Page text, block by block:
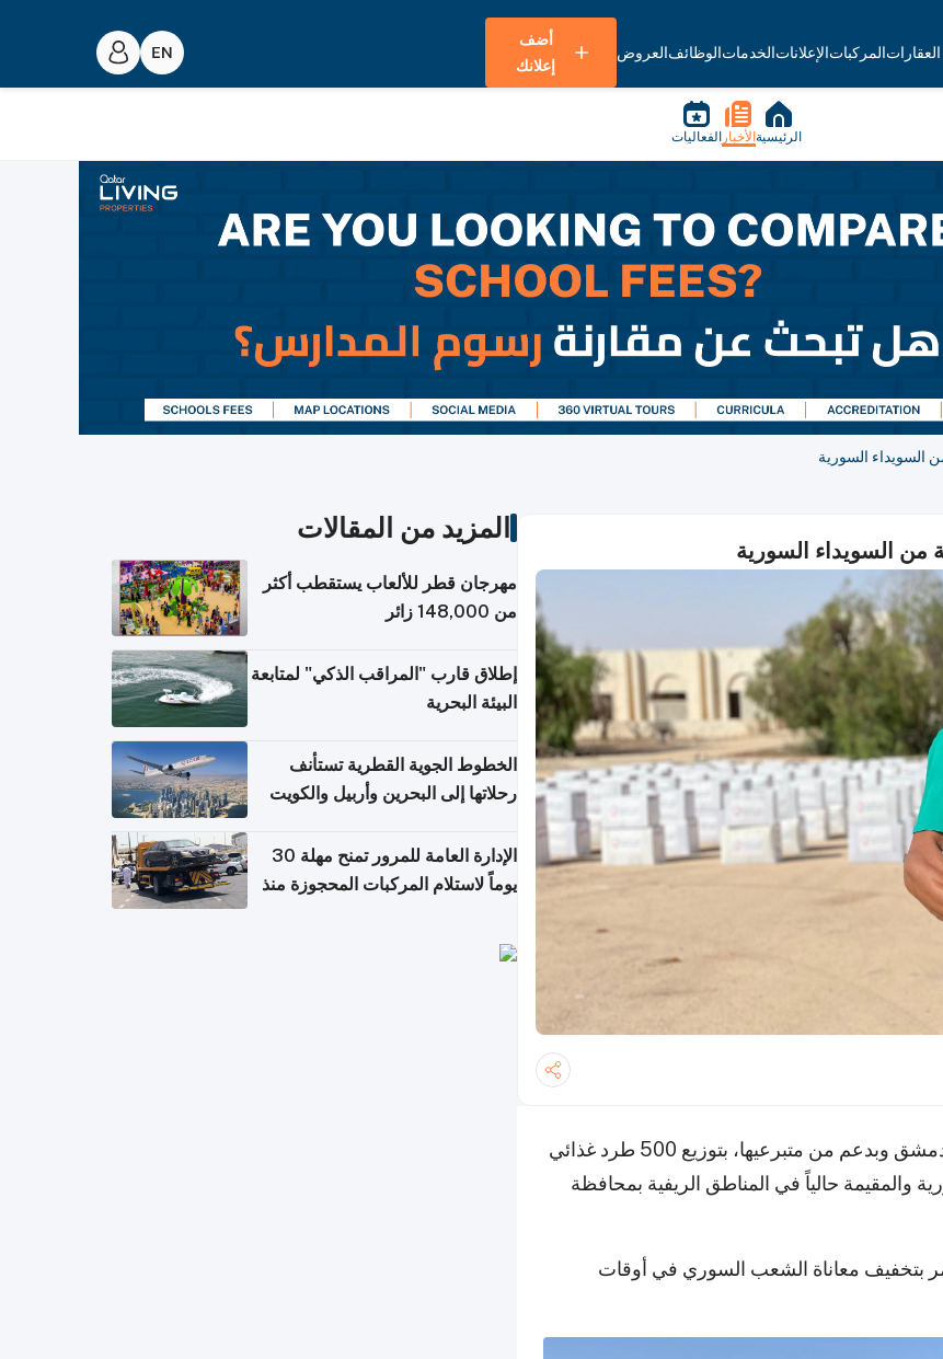
العقاراتالمركباتالإعلاناتالخدماتالوظائفالعروض
أضف
إعلانك
الرئيسية الأخبار الفعاليات
السويداء السورية
من السويداء السورية
قامت قطر الخيرية، بالتعاون مع السفارة القطرية في دمشق وبدعم من متبرعيها، بتوزيع 500 طرد غذائي
والمقيمة حالياً في المناطق الريفية بمحافظة
بتخفيف معاناة الشعب السوري في أوقات
المزيد من المقالات
مهرجان قطر للألعاب يستقطب أكثر
من 148,000 زائر
إطلاق قارب "المراقب الذكي" لمتابعة
البيئة البحرية
الخطوط الجوية القطرية تستأنف
رحلاتها إلى البحرين وأربيل والكويت
الإدارة العامة للمرور تمنح مهلة 30
يوماً لاستلام المركبات المحجوزة منذ